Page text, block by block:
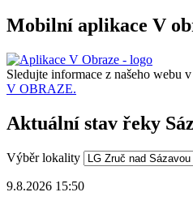
Mobilní aplikace V
Sledujte informace z našeho webu v
V OBRAZE.
Aktuální stav řeky
Výběr lokality
9.8.2026 15:50